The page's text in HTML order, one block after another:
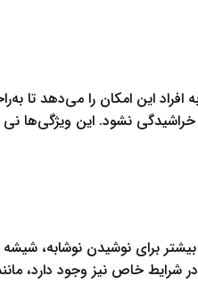
این امکان را می‌دهد تا
نشود. این ویژگی‌ها نی
برای نوشیدن نوشابه،
در شرایط خاص نیز وجود